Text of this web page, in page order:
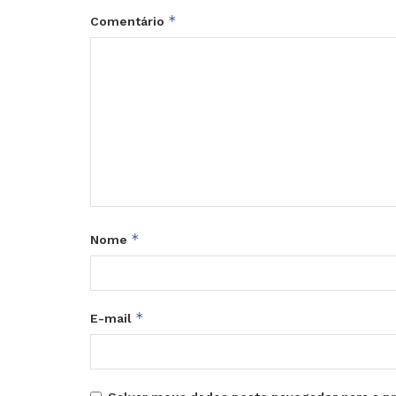
Comentário *
Nome *
E-mail *